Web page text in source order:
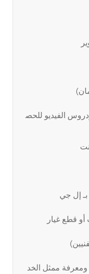
الفيديو للحص
إل جي
قطع غيار
ومعرفة ممثل الخد